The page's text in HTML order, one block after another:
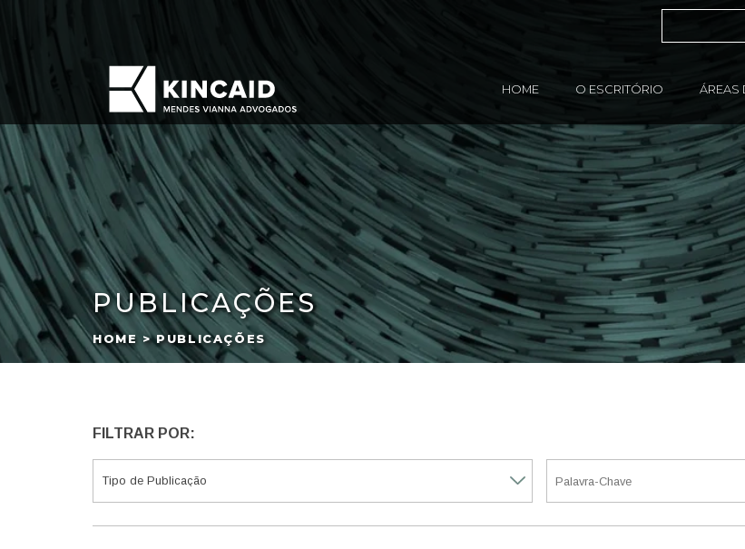
HOME O ESCRITÓRIO ÁREAS
PUBLICAÇÕES
HOME > PUBLICAÇÕES
FILTRAR POR: